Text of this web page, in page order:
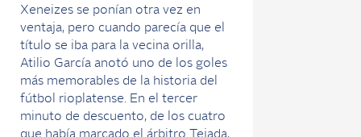
Xeneizes se ponían otra vez en
ventaja, pero cuando parecía que el
título se iba para la vecina orilla,
Atilio García anotó uno de los goles
más memorables de la historia del
fútbol rioplatense. En el tercer
minuto de descuento, de los cuatro